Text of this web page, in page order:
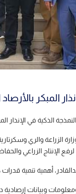
المبكر بالأرصاد
الذكية في الإنذار
أيام، إكساب 17 مشاركاً من
الإنتاج الزراعي
أهمية تنمية
وبيانات